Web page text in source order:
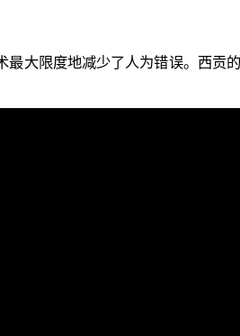
大限度地减少了人为错误。西